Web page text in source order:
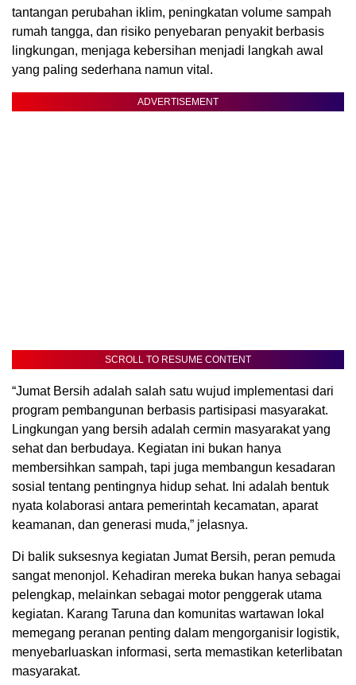
tantangan perubahan iklim, peningkatan volume sampah
rumah tangga, dan risiko penyebaran penyakit berbasis
lingkungan, menjaga kebersihan menjadi langkah awal
yang paling sederhana namun vital.
ADVERTISEMENT
SCROLL TO RESUME CONTENT
“Jumat Bersih adalah salah satu wujud implementasi dari
program pembangunan berbasis partisipasi masyarakat.
Lingkungan yang bersih adalah cermin masyarakat yang
sehat dan berbudaya. Kegiatan ini bukan hanya
membersihkan sampah, tapi juga membangun kesadaran
sosial tentang pentingnya hidup sehat. Ini adalah bentuk
nyata kolaborasi antara pemerintah kecamatan, aparat
keamanan, dan generasi muda,” jelasnya.
Di balik suksesnya kegiatan Jumat Bersih, peran pemuda
sangat menonjol. Kehadiran mereka bukan hanya sebagai
pelengkap, melainkan sebagai motor penggerak utama
kegiatan. Karang Taruna dan komunitas wartawan lokal
memegang peranan penting dalam mengorganisir logistik,
menyebarluaskan informasi, serta memastikan keterlibatan
masyarakat.